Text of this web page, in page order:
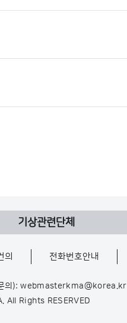
기상관련단체
의 전화번호안내
의): webmasterkma@korea.kr
Rights RESERVED